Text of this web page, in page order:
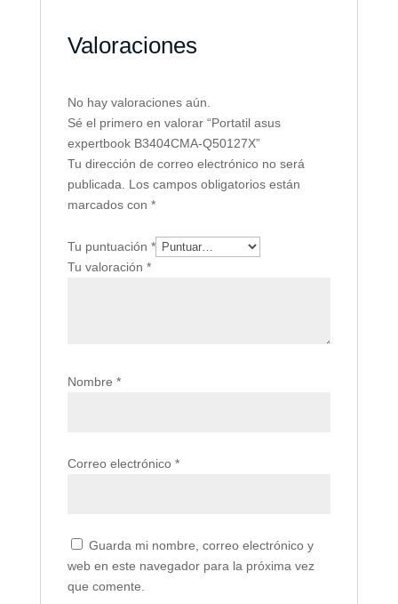
Valoraciones
No hay valoraciones aún.
Sé el primero en valorar “Portatil asus
expertbook B3404CMA-Q50127X”
Tu dirección de correo electrónico no será
publicada. Los campos obligatorios están
marcados con *
Tu puntuación *
Tu valoración *
Nombre *
Correo electrónico *
Guarda mi nombre, correo electrónico y
web en este navegador para la próxima vez
que comente.